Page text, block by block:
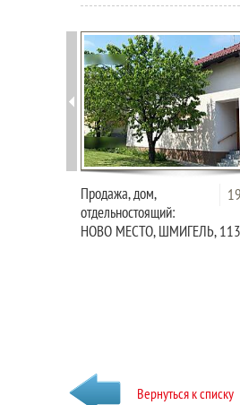
Продажа, дом,
отдельностоящий:
НОВО МЕСТО, ШМИГЕЛЬ,
Вернуться к списку